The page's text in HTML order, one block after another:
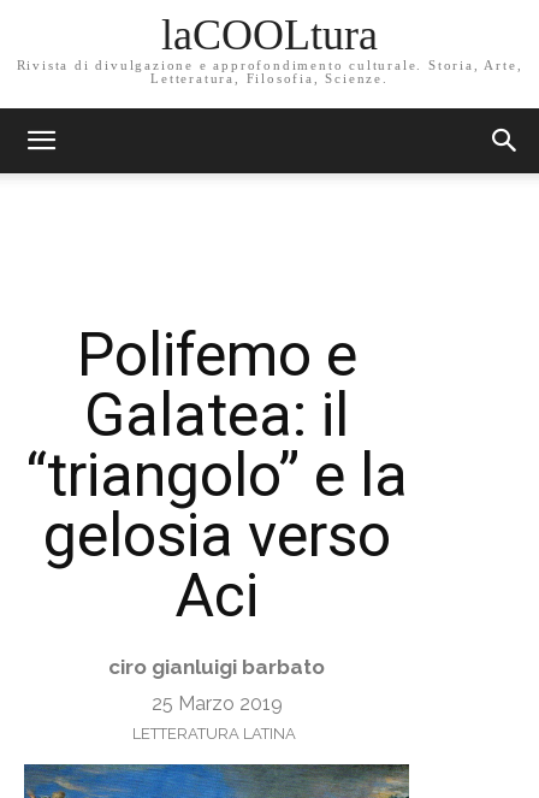
laCOOLtura
Rivista di divulgazione e approfondimento culturale. Storia, Arte,
Letteratura, Filosofia, Scienze.
Polifemo e
Galatea: il
“triangolo” e la
gelosia verso
Aci
ciro gianluigi barbato
25 Marzo 2019
LETTERATURA LATINA